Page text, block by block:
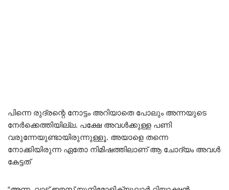
പിന്നെ രുദ്രന്റെ നോട്ടം അറിയാതെ പോലും അന്നയുടെ
നേർക്കെത്തിയില്ല. പക്ഷേ അവൾക്കുള്ള പണി
വരുന്നേയുണ്ടായിരുന്നുള്ളൂ. അയാളെ തന്നെ
നോക്കിയിരുന്ന ഏതോ നിമിഷത്തിലാണ് ആ ചോദ്യം അവൾ
കേട്ടത്